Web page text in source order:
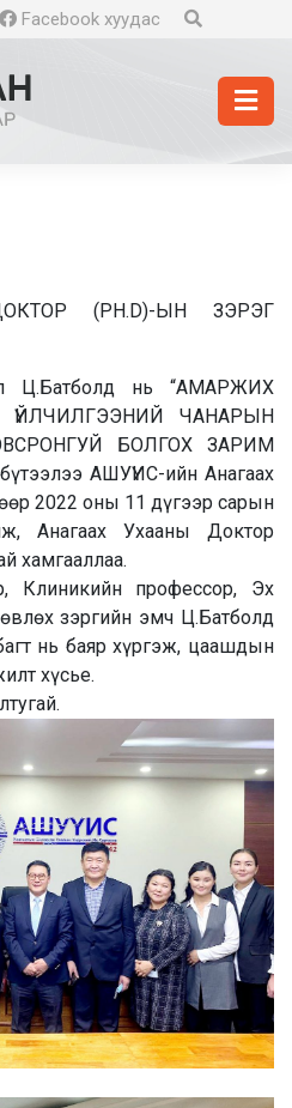
Facebook хуудас
(PH.D)-ЫН ЗЭРЭГ
Ц.Батболд нь “АМАРЖИХ
ЧАНАРЫН
БОЛГОХ ЗАРИМ
АШУҮИС-ийн Анагаах
2022 оны 11 дүгээр сарын
Анагаах Ухааны Доктор
хамгааллаа.
Клиникийн профессор, Эх
зэргийн эмч Ц.Батболд
нь баяр хүргэж, цаашдын
хүсье.